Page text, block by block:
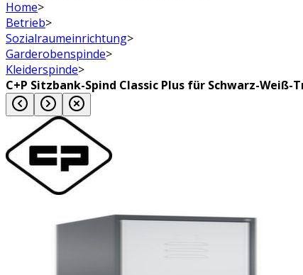
Home>
Betrieb>
Sozialraumeinrichtung>
Garderobenspinde>
Kleiderspinde>
C+P Sitzbank-Spind Classic Plus für Schwarz-